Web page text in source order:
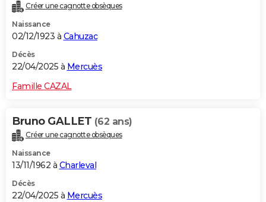
Créer une cagnotte obsèques
Naissance
02/12/1923 à Cahuzac
Décès
22/04/2025 à Mercuès
Famille CAZAL
Bruno GALLET (62 ans)
Créer une cagnotte obsèques
Naissance
13/11/1962 à Charleval
Décès
22/04/2025 à Mercuès